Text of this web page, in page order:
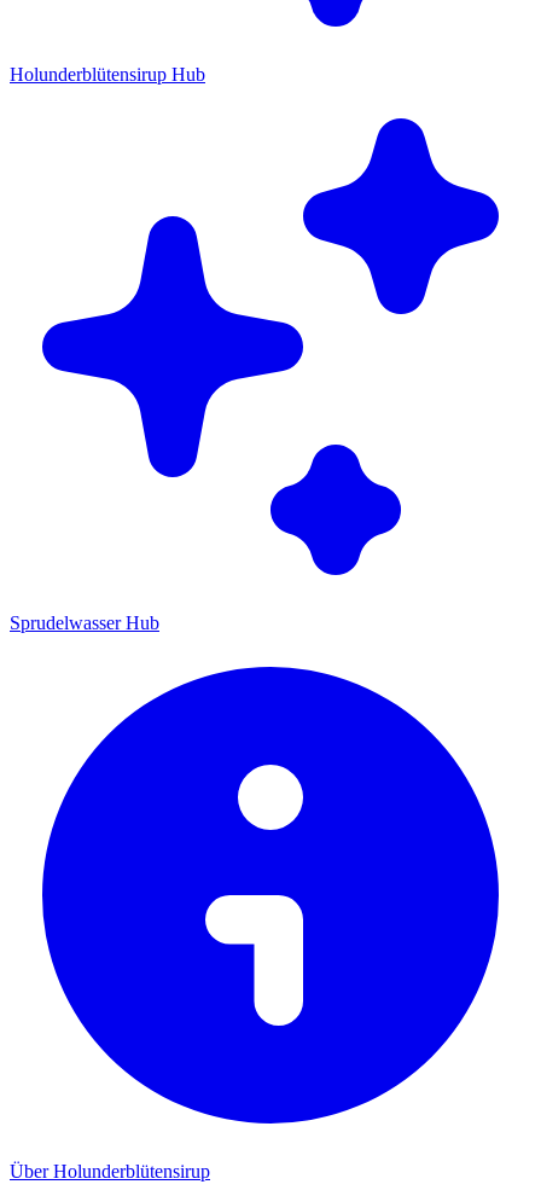
Holunderblütensirup Hub
Sprudelwasser Hub
Über Holunderblütensirup